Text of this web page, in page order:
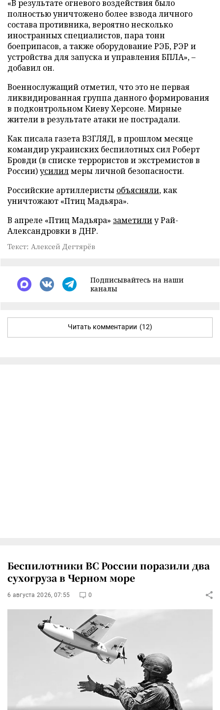
«В результате огневого воздействия было
полностью уничтожено более взвода личного
состава противника, вероятно несколько
иностранных специалистов, пара тонн
боеприпасов, а также оборудование РЭБ, РЭР и
устройства для запуска и управления БПЛА», –
добавил он.
Военнослужащий отметил, что это не первая
ликвидированная группа данного формирования
в подконтрольном Киеву Херсоне. Мирные
жители в результате атаки не пострадали.
Как писала газета ВЗГЛЯД, в прошлом месяце
командир украинских беспилотных сил Роберт
Бровди (в списке террористов и экстремистов в
России)усилилмеры личной безопасности.
Российские артиллеристы объясняли, как
уничтожают «Птиц Мадьяра».
В апреле «Птиц Мадьяра» заметилиу Рай-
Александровки в ДНР.
Текст: Алексей Дегтярёв
Подписывайтесь на наши
каналы
Читать комментарии (12)
Беспилотники ВС России поразили два
сухогруза в Черном море
6 августа 2026, 07:55 0